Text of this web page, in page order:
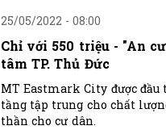
25/05/2022 - 08:00
Chỉ với 550 triệu - "An
tâm TP. Thủ Đức
MT Eastmark City được
tầng tập trung cho chất
thần cho cư dân.